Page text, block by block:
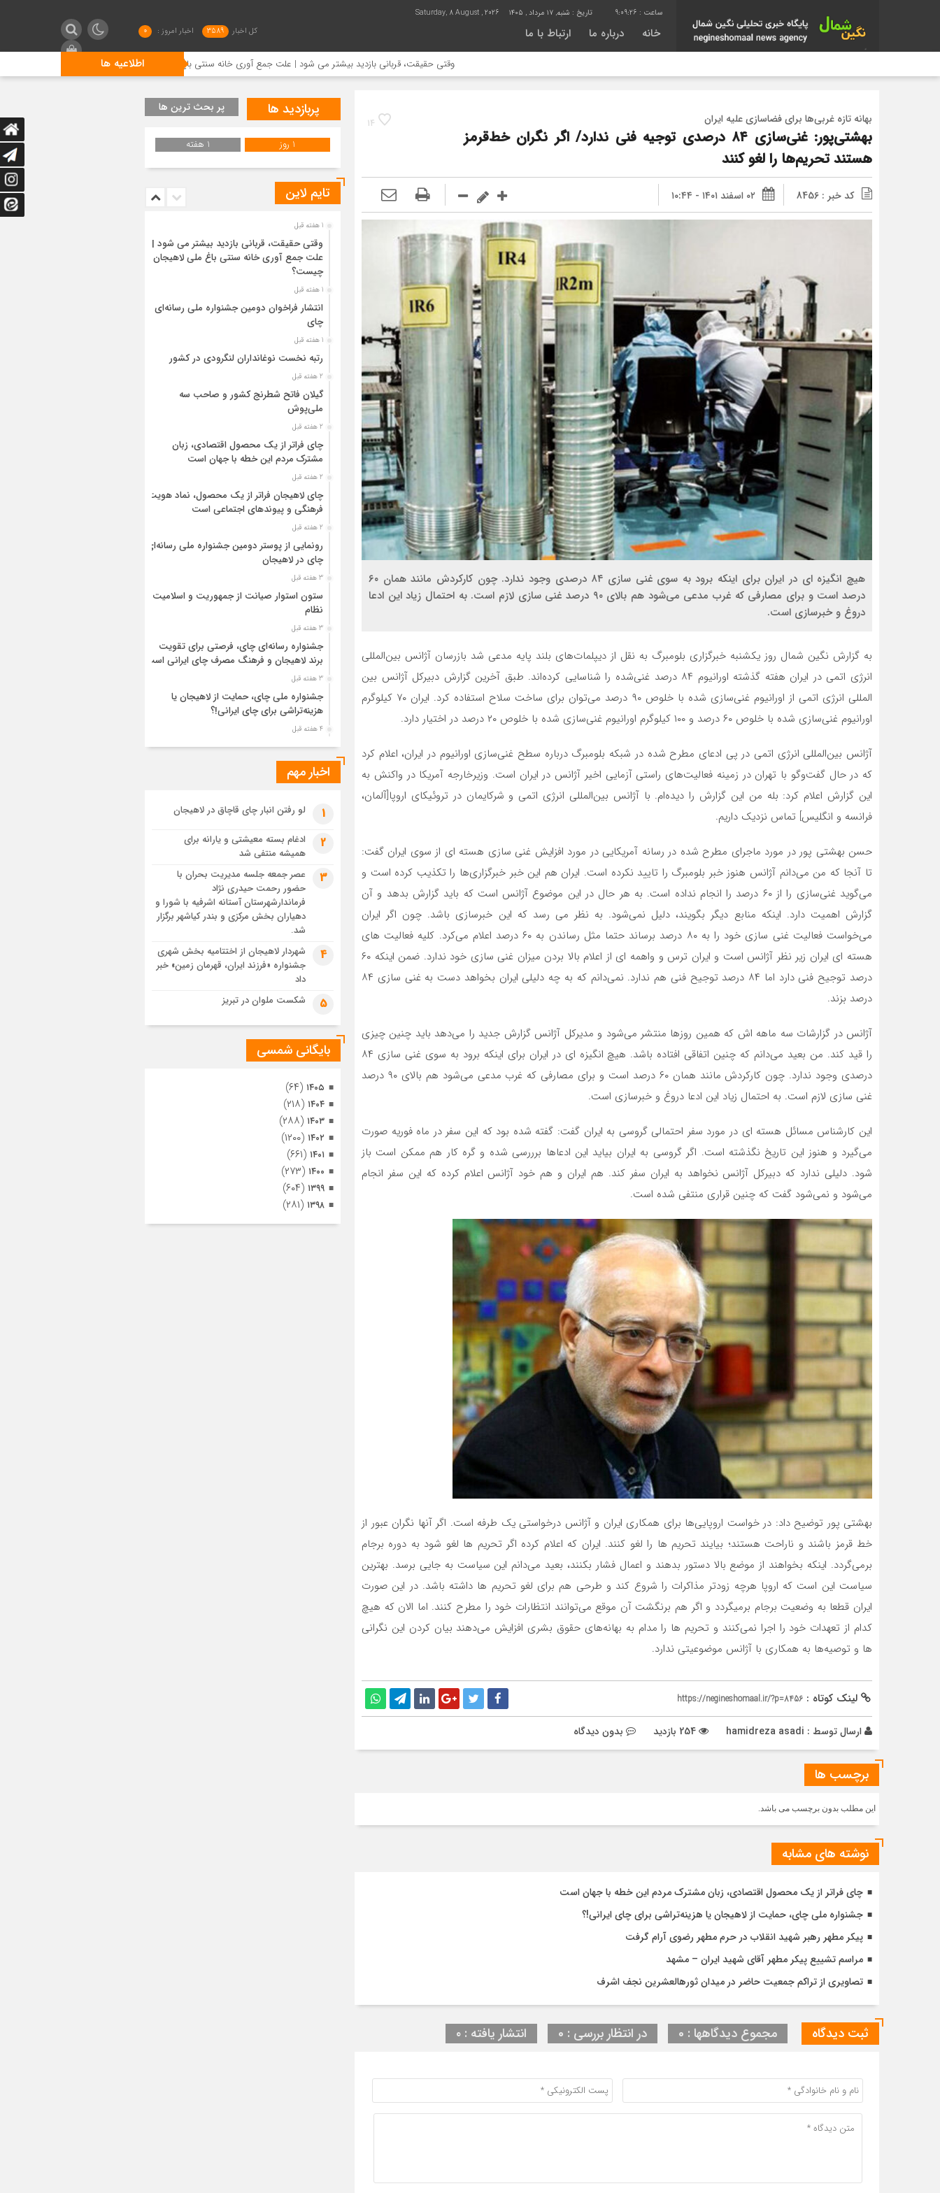
9:09:27 تاریخ : شنبه, ۱۷ مرداد , ۱۴۰۵ Saturday, 8 August , 2026
خانه درباره ما ارتباط با ما کل اخبار 3589 اخبار امروز : 0
اطلاعیه ها وقتی حقیقت، قربانی بازدید بیشتر می شود | علت جمع آوری خانه سنتی باغ ملی لاهیجان چیست؟
14 بهانه تازه غربی‌ها برای فضاسازی علیه ایران
بهشتی‌پور: غنی‌سازی ۸۴ درصدی توجیه فنی ندارد/ اگر نگران خط‌قرمز
هستند تحریم‌ها را لغو کنند
کد خبر : 8456 ۰۲ اسفند ۱۴۰۱ - ۱۰:۴۴
هیچ انگیزه ای در ایران برای اینکه برود به سوی غنی سازی ۸۴ درصدی وجود ندارد. چون کارکردش مانند همان ۶۰
درصد است و برای مصارفی که غرب مدعی می‌شود هم بالای ۹۰ درصد غنی سازی لازم است. به احتمال زیاد این ادعا
دروغ و خبرسازی است.
به گزارش نگین شمال روز یکشنبه خبرگزاری بلومبرگ به نقل از دیپلمات‌های بلند پایه مدعی شد بازرسان آژانس بین‌المللی
انرژی اتمی در ایران هفته گذشته اورانیوم ۸۴ درصد غنی‌شده را شناسایی کرده‌اند. طبق آخرین گزارش دبیرکل آژانس بین
المللی انرژی اتمی از اورانیوم غنی‌سازی شده با خلوص ۹۰ درصد می‌توان برای ساخت سلاح استفاده کرد. ایران ۷۰ کیلوگرم
اورانیوم غنی‌سازی شده با خلوص ۶۰ درصد و ۱۰۰ کیلوگرم اورانیوم غنی‌سازی شده با خلوص ۲۰ درصد در اختیار دارد.
آژانس بین‌المللی انرژی اتمی در پی ادعای مطرح شده در شبکه بلومبرگ درباره سطح غنی‌سازی اورانیوم در ایران، اعلام کرد
که در حال گفت‌وگو با تهران در زمینه فعالیت‌های راستی آزمایی اخیر آژانس در ایران است. وزیرخارجه آمریکا در واکنش به
این گزارش اعلام کرد: بله من این گزارش را دیده‌ام. با آژانس بین‌المللی انرژی اتمی و شرکایمان در تروئیکای اروپا[آلمان،
فرانسه و انگلیس] تماس نزدیک داریم.
حسن بهشتی پور در مورد ماجرای مطرح شده در رسانه آمریکایی در مورد افزایش غنی سازی هسته ای از سوی ایران گفت:‌
تا آنجا که من می‌دانم آژانس هنوز خبر بلومبرگ را تایید نکرده است. ایران هم این خبر خبرگزاری‌ها را تکذیب کرده است و
می‌گوید غنی‌سازی را از ۶۰ درصد را انجام نداده است. به هر حال در این موضوع آژانس است که باید گزارش بدهد و آن
گزارش اهمیت دارد. اینکه منابع دیگر بگویند، دلیل نمی‌شود. به نظر می رسد که این خبرسازی باشد. چون اگر ایران
می‌خواست فعالیت غنی سازی خود را به ۸۰ درصد برساند حتما مثل رساندن به ۶۰ درصد اعلام می‌کرد. کلیه فعالیت های
هسته ای ایران زیر نظر آژانس است و ایران ترس و واهمه ای از اعلام بالا بردن میزان غنی سازی خود ندارد. ضمن اینکه ۶۰
درصد توجیح فنی دارد اما ۸۴ درصد توجیح فنی هم ندارد. نمی‌دانم که به چه دلیلی ایران بخواهد دست به غنی سازی ۸۴
درصد بزند.
آژانس در گزارشات سه ماهه اش که همین روزها منتشر می‌شود و مدیرکل آژانس گزارش جدید را می‌دهد باید چنین چیزی
را قید کند. من بعید می‌دانم که چنین اتفاقی افتاده باشد. هیچ انگیزه ای در ایران برای اینکه برود به سوی غنی سازی ۸۴
درصدی وجود ندارد. چون کارکردش مانند همان ۶۰ درصد است و برای مصارفی که غرب مدعی می‌شود هم بالای ۹۰ درصد
غنی سازی لازم است. به احتمال زیاد این ادعا دروغ و خبرسازی است.
این کارشناس مسائل هسته ای در مورد سفر احتمالی گروسی به ایران گفت: گفته شده بود که این سفر در ماه فوریه صورت
می‌گیرد و هنوز این تاریخ نگذشته است. اگر گروسی به ایران بیاید این ادعاها برررسی شده و گره کار هم ممکن است باز
شود. دلیلی ندارد که دبیرکل آژانس نخواهد به ایران سفر کند. هم ایران و هم خود آژانس اعلام کرده که این سفر انجام
می‌شود و نمی‌شود گفت که چنین قراری منتفی شده است.
بهشتی پور توضیح داد: در خواست اروپایی‌ها برای همکاری ایران و آژانس درخواستی یک طرفه است. اگر آنها نگران عبور از
خط قرمز باشند و ناراحت هستند؛ بیایند تحریم ها را لغو کنند. ایران که اعلام کرده اگر تحریم ها لغو شود به دوره برجام
برمی‌گردد. اینکه بخواهند از موضع بالا دستور بدهند و اعمال فشار بکنند، بعید می‌دانم این سیاست به جایی برسد. بهترین
سیاست این است که اروپا هرچه زودتر مذاکرات را شروع کند و طرحی هم برای لغو تحریم ها داشته باشد. در این صورت
ایران قطعا به وضعیت برجام برمیگردد و اگر هم برنگشت آن موقع می‌توانند انتظارات خود را مطرح کنند. اما الان که هیچ
کدام از تعهدات خود را اجرا نمی‌کنند و تحریم ها را مدام به بهانه‌های حقوق بشری افزایش می‌دهند بیان کردن این نگرانی
ها و توصیه‌ها به همکاری با آژانس موضوعیتی ندارد.
لینک کوتاه : https://negineshomaal.ir/?p=8456
ارسال توسط : hamidreza asadi بدون دیدگاه
برچسب ها
این مطلب بدون برچسب می باشد.
نوشته های مشابه
چای فراتر از یک محصول اقتصادی، زبان مشترک مردم این خطه با جهان است
جشنواره ملی چای، حمایت از لاهیجان یا هزینه‌تراشی برای چای ایرانی!؟
پیکر مطهر رهبر شهید انقلاب در حرم مطهر رضوی آرام گرفت
مراسم تشییع پیکر مطهر آقای شهید ایران – مشهد
تصاویری از تراکم جمعیت حاضر در میدان ثورهالعشرین نجف اشرف
ثبت دیدگاه مجموع دیدگاهها : 0 در انتظار بررسی : 0 انتشار یافته : ۰
پربازدید ها پر بحث ترین ها
1 روز 1 هفته
تایم لاین
1 هفته قبل
وقتی حقیقت، قربانی بازدید بیشتر می شود |
علت جمع آوری خانه سنتی باغ ملی لاهیجان
چیست؟
1 هفته قبل
انتشار فراخوان دومین جشنواره ملی رسانه‌ای
چای
1 هفته قبل
رتبه نخست نوغانداران لنگرودی در کشور
2 هفته قبل
گیلان فاتح شطرنج کشور و صاحب سه
ملی‌پوش
2 هفته قبل
چای فراتر از یک محصول اقتصادی، زبان
مشترک مردم این خطه با جهان است
2 هفته قبل
چای لاهیجان فراتر از یک محصول، نماد هویت
فرهنگی و پیوندهای اجتماعی است
2 هفته قبل
رونمایی از پوستر دومین جشنواره ملی رسانه‌ای
چای در لاهیجان
3 هفته قبل
ستون استوار صیانت از جمهوریت و اسلامیت
نظام
3 هفته قبل
جشنواره رسانه‌ای چای، فرصتی برای تقویت
برند لاهیجان و فرهنگ مصرف چای ایرانی است
3 هفته قبل
جشنواره ملی چای، حمایت از لاهیجان یا
هزینه‌تراشی برای چای ایرانی!؟
4 هفته قبل
پیکر مطهر رهبر شهید انقلاب در حرم مطهر
رضوی آرام گرفت
آخر در آستان امام رئوف
تصاویر هوایی مراسم تشییع پیکر مطهر آقای
شهید ایران – مشهد
4 هفته قبل
مراسم تشییع پیکر مطهر آقای شهید ایران –
مشهد
تصاویری از تراکم جمعیت حاضر در میدان
ثورهالعشرین نجف اشرف
اخبار مهم
1 لو رفتن انبار چای قاچاق در لاهیجان
2
ادغام بسته معیشتی و یارانه برای
همیشه منتفی شد
3
عصر جمعه جلسه مدیریت بحران با
حضور رحمت حیدری نژاد
فرماندارشهرستان آستانه اشرفیه با شورا و
دهیاران بخش مرکزی و بندر کیاشهر برگزار
شد.
4
شهردار لاهیجان از اختتامیه بخش شهری
جشنواره «فرزند ایران، قهرمان زمین» خبر
داد
5 شکست ملوان در تبریز
بایگانی شمسی
۱۴۰۵ (۶۴)
۱۴۰۴ (۲۱۸)
۱۴۰۳ (۲۸۸)
۱۴۰۲ (۱۲۰۰)
۱۴۰۱ (۶۶۱)
۱۴۰۰ (۲۷۳)
۱۳۹۹ (۶۰۴)
۱۳۹۸ (۲۸۱)